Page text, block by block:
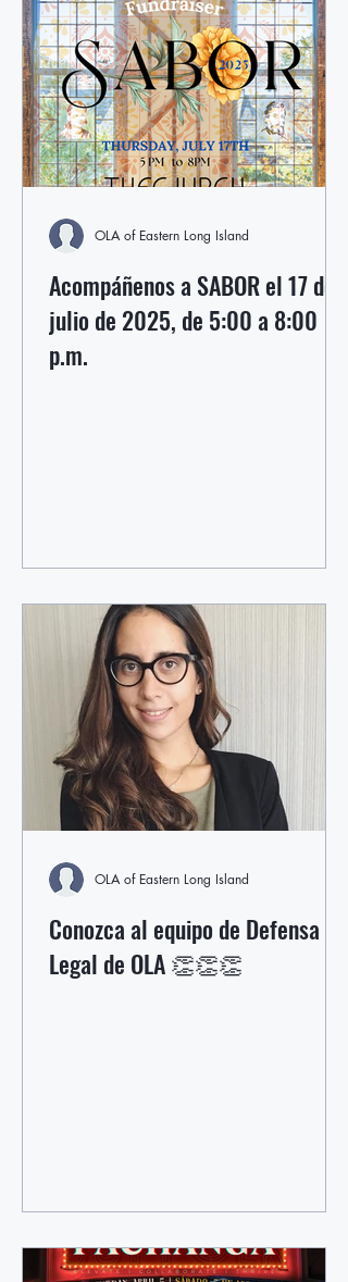
Acompáñenos a SABOR el 17 de
julio de 2025, de 5:00 a 8:00
p.m.
OLA of Eastern Long Island
Conozca al equipo de Defensa
Legal de OLA 👏👏👏
OLA of Eastern Long Island